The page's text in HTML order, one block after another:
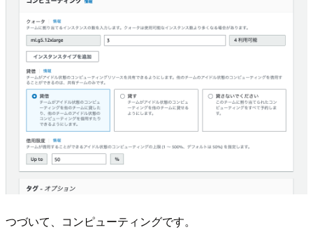
つづいて、コンピューティングです。